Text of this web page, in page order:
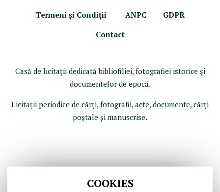
COOKIES
Termeni şi Condiţii
ANPC
GDPR
Contact
Casă de licitaţii dedicată bibliofiliei, fotografiei istorice şi
documentelor de epocă.
Licitaţii periodice de cărţi, fotografii, acte, documente, cărţi
poştale şi manuscrise.